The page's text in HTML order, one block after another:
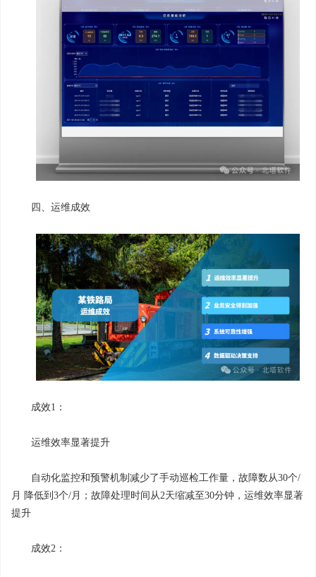
四、运维成效
成效1：
运维效率显著提升
自动化监控和预警机制减少了手动巡检工作量，故障数从30个/
月 降低到3个/月；故障处理时间从2天缩减至30分钟，运维效率显著
提升
成效2：